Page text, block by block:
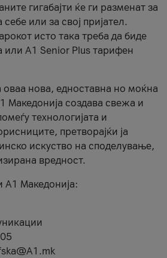
гигабајти ќе ги разменат за
или за свој пријател.
исто така треба да биде
или A1 Senior Plus тарифен
нова, едноставна но моќна
Македонија создава свежа и
технологијата и
претворајќи ја
искуство на споделување,
вредност.
А1 Македонија: